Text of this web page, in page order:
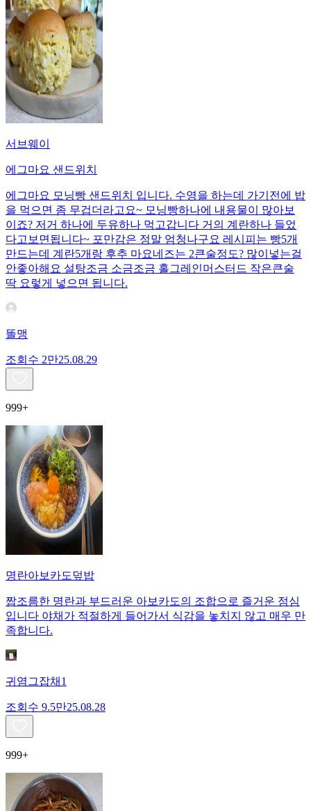
서브웨이
에그마요 샌드위치
에그마요 모닝빵 샌드위치 입니다. 수영을 하는데 가기전에 밥
을 먹으면 좀 무겁더라고요~ 모닝빵하나에 내용물이 많아보
이죠? 저거 하나에 두유하나 먹고갑니다 거의 계란하나 들었
다고보면됩니다~ 포만감은 정말 엄청나구요 레시피는 빵5개
만드는데 계란5개랑 후추 마요네즈는 2큰술정도? 많이넣는걸
안좋아해요 설탕조금 소금조금 홀그레인머스터드 작은큰술
딱 요렇게 넣으면 됩니다.
똘맹
조회수 2만25.08.29
999+
명란아보카도덮밥
짭조름한 명란과 부드러운 아보카도의 조합으로 즐거운 점심
입니다 야채가 적절하게 들어가서 식감을 놓치지 않고 매우 만
족합니다.
귀염그잡채1
조회수 9.5만25.08.28
999+